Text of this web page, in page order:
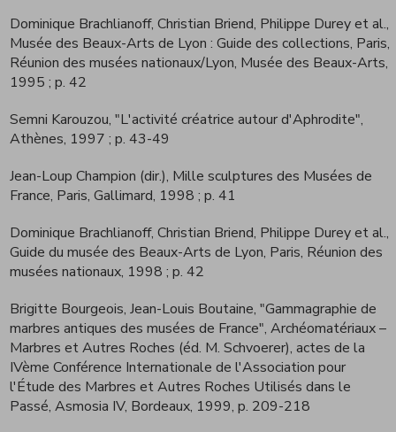
Dominique Brachlianoff, Christian Briend, Philippe Durey et al.,
Musée des Beaux-Arts de Lyon : Guide des collections, Paris,
Réunion des musées nationaux/Lyon, Musée des Beaux-Arts,
1995; p. 42
Semni Karouzou, "L'activité créatrice autour d'Aphrodite",
Athènes, 1997; p. 43-49
Jean-Loup Champion (dir.), Mille sculptures des Musées de
France, Paris, Gallimard, 1998; p. 41
Dominique Brachlianoff, Christian Briend, Philippe Durey et al.,
Guide du musée des Beaux-Arts de Lyon, Paris, Réunion des
musées nationaux, 1998; p. 42
Brigitte Bourgeois, Jean-Louis Boutaine, "Gammagraphie de
marbres antiques des musées de France", Archéomatériaux –
Marbres et Autres Roches (éd. M. Schvoerer), actes de la
IVème Conférence Internationale de l'Association pour
l'Étude des Marbres et Autres Roches Utilisés dans le
Passé, Asmosia IV, Bordeaux, 1999, p. 209-218